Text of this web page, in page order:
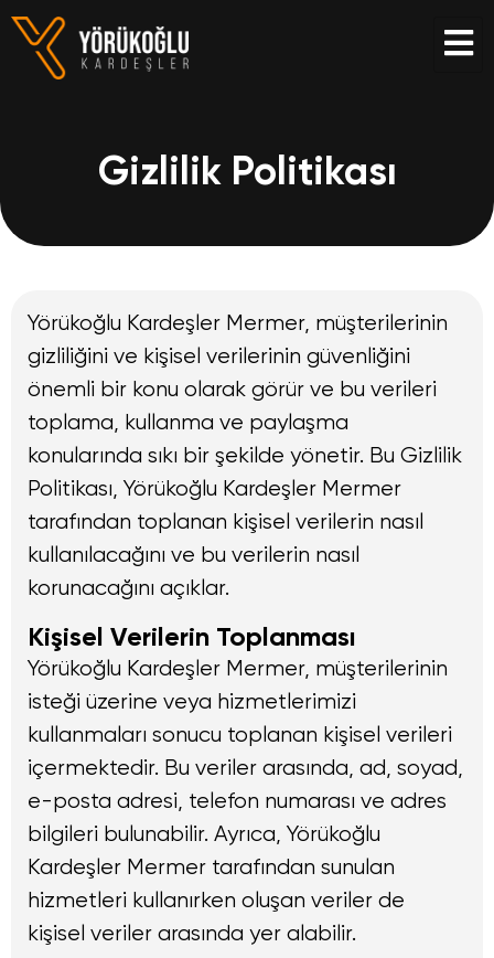
Gizlilik Politikası
Yörükoğlu Kardeşler Mermer, müşterilerinin
gizliliğini ve kişisel verilerinin güvenliğini
önemli bir konu olarak görür ve bu verileri
toplama, kullanma ve paylaşma
konularında sıkı bir şekilde yönetir. Bu Gizlilik
Politikası, Yörükoğlu Kardeşler Mermer
tarafından toplanan kişisel verilerin nasıl
kullanılacağını ve bu verilerin nasıl
korunacağını açıklar.
Kişisel Verilerin Toplanması
Yörükoğlu Kardeşler Mermer, müşterilerinin
isteği üzerine veya hizmetlerimizi
kullanmaları sonucu toplanan kişisel verileri
içermektedir. Bu veriler arasında, ad, soyad,
e-posta adresi, telefon numarası ve adres
bilgileri bulunabilir. Ayrıca, Yörükoğlu
Kardeşler Mermer tarafından sunulan
hizmetleri kullanırken oluşan veriler de
kişisel veriler arasında yer alabilir.